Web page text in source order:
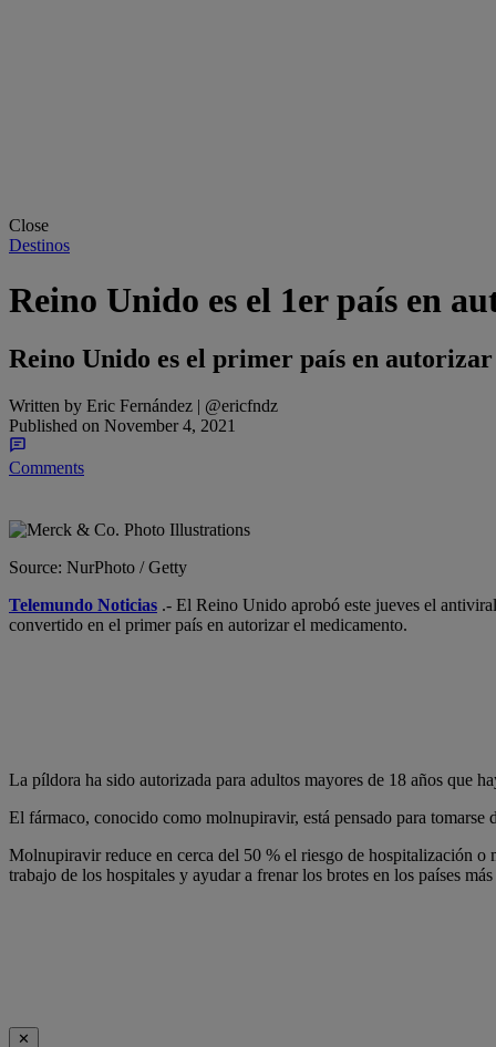
Close
Destinos
Reino Unido es el 1er país en
Reino Unido es el primer país en
Written by Eric Fernández | @ericfndz
Published on November 4, 2021
Comments
Source: NurPhoto / Getty
Telemundo Noticias .- El Reino Unido aprobó este jueves el
convertido en el primer país en autorizar el medicamento.
La píldora ha sido autorizada para adultos mayores de 18 años que
El fármaco, conocido como molnupiravir, está pensado para tomarse
Molnupiravir reduce en cerca del 50 % el riesgo de hospitalización o
trabajo de los hospitales y ayudar a frenar los brotes en los países
✕